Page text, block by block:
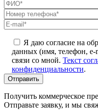
Я даю согласие на
данных (имя, телефон, e-
связи со мной. Текст
конфиденциальности.
Получить коммерческое
Отправьте заявку, и мы